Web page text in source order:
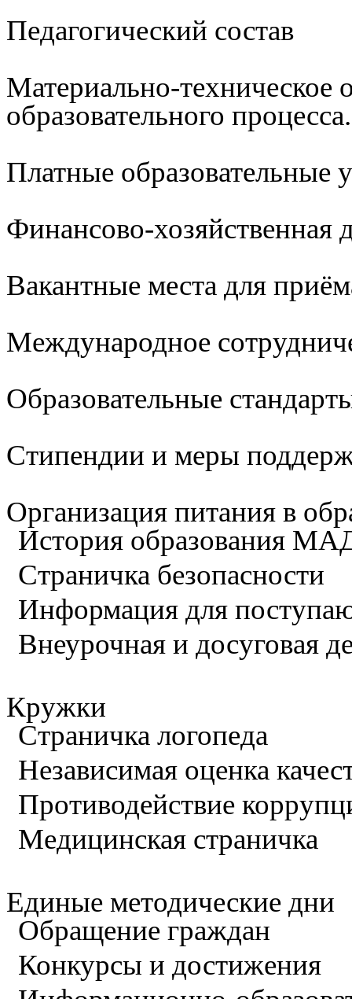
Педагогический состав
Материально-техническое
образовательного
Платные образовательные
Финансово-хозяйственная
Вакантные места для
Международное
Образовательные
Стипендии и меры
Организация питания в
История образования
Страничка безопасности
Информация для
Внеурочная и досуговая
Кружки
Страничка логопеда
Независимая оценка
Противодействие
Медицинская страничка
Единые методические дни
Обращение граждан
Конкурсы и достижения